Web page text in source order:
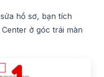
hồ sơ, bạn tích
ở góc trái màn